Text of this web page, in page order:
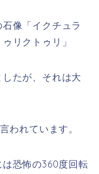
像「イクチュラ
リクトゥリ」
たが、それは大
われています。
恐怖の360度回転